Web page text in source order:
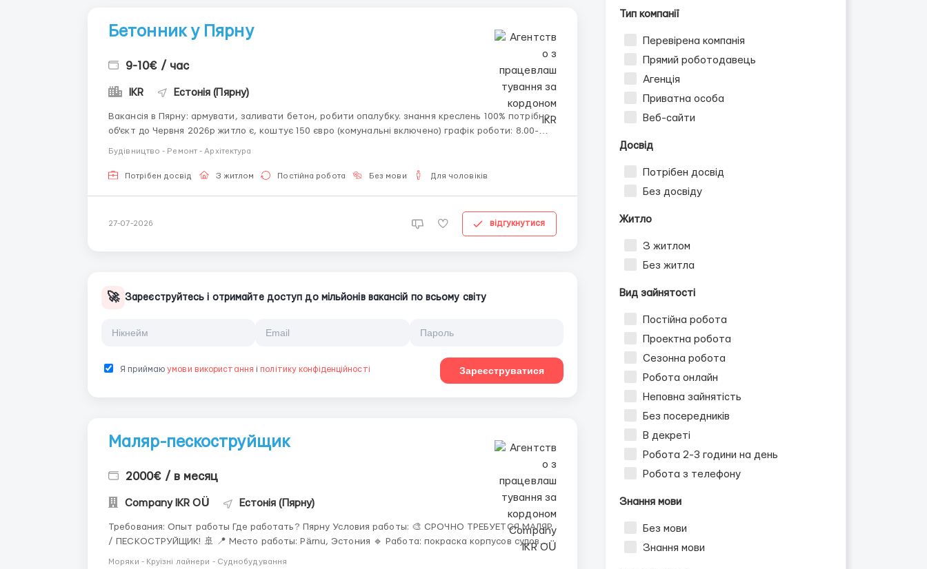
Бетонник у Пярну
9-10€ / час
IKR Естонія (Пярну)
Вакансія в Пярну: армувати, заливати бетон, робити опалубку. знання креслень 100% потрібно
об'єкт до Червня 2026р житло є, коштує 150 євро (комунальні включено) графік роботи: 8.00-
Будівництво - Ремонт - Архітектура
Потрібен досвід З житлом Постійна робота Без мови Для чоловіків
27-07-2026 відгукнутися
🚀 Зареєструйтесь і отримайте доступ до мільйонів вакансій по всьому світу
Я приймаюумови використання і політику конфіденційності Зареєструватися
Маляр-пескоструйщик
2000€ / в месяц
Company IKR OÜ Естонія (Пярну)
Требования: Опыт работы Где работать? Пярну Условия работы: 🎨 СРОЧНО ТРЕБУЕТСЯ МАЛЯР
/ ПЕСКОСТРУЙЩИК! 🚢 📍 Место работы: Pärnu, Эстония 🔹 Работа: покраска корпусов судов
Моряки - Круїзні лайнери - Суднобудування
Тип компанії
Перевірена компанія
Прямий роботодавець
Агенція
Приватна особа
Веб-сайти
Досвід
Потрібен досвід
Без досвіду
Житло
З житлом
Без житла
Вид зайнятості
Постійна робота
Проектна робота
Сезонна робота
Робота онлайн
Неповна зайнятість
Без посередників
В декреті
Робота 2-3 години на день
Робота з телефону
Знання мови
Без мови
Знання мови